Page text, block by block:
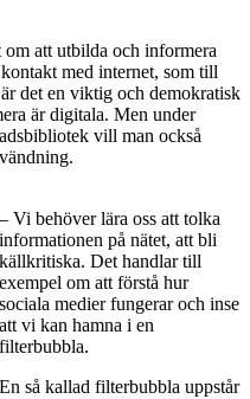
att utbilda och informera
med internet, som till
det en viktig och demokratisk
är digitala. Men under
vill man också
– Vi behöver lära oss att tolka
informationen på nätet, att bli
källkritiska. Det handlar till
exempel om att förstå hur
sociala medier fungerar och inse
att vi kan hamna i en
filterbubbla.
En så kallad filterbubbla uppstår